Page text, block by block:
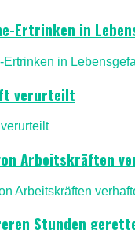
Ertrinken in
verurteilt
Arbeitskräften
Stunden